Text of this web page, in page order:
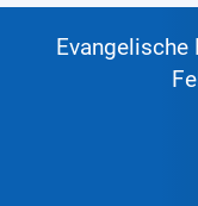
Evangelische